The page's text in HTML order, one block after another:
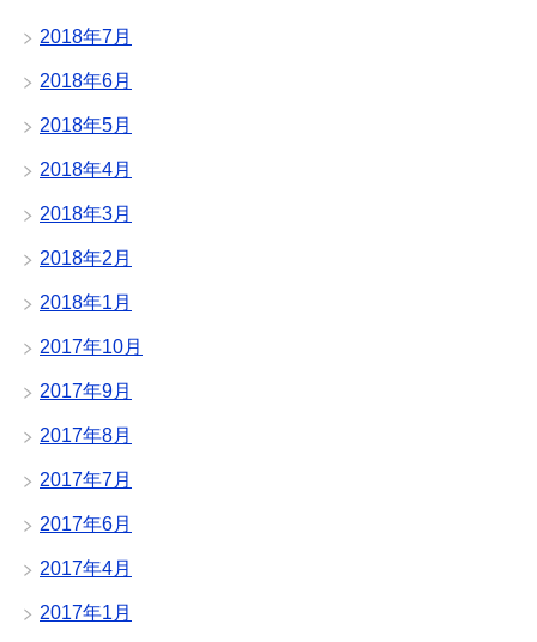
2018年7月
2018年6月
2018年5月
2018年4月
2018年3月
2018年2月
2018年1月
2017年10月
2017年9月
2017年8月
2017年7月
2017年6月
2017年4月
2017年1月